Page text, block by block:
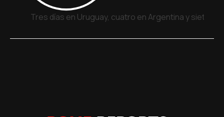
Tres días en Uruguay, cuatro en Argentina y siete